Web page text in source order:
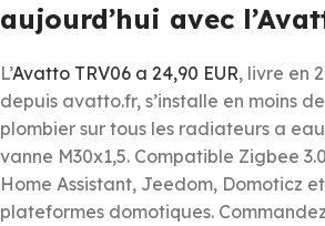
aujourd’hui avec
L’Avatto TRV06 a 24,90 EUR, livre en
depuis avatto.fr, s’installe en moins
plombier sur tous les radiateurs a
vanne M30x1,5. Compatible Zigbee
Home Assistant, Jeedom, Domoticz
plateformes domotiques.